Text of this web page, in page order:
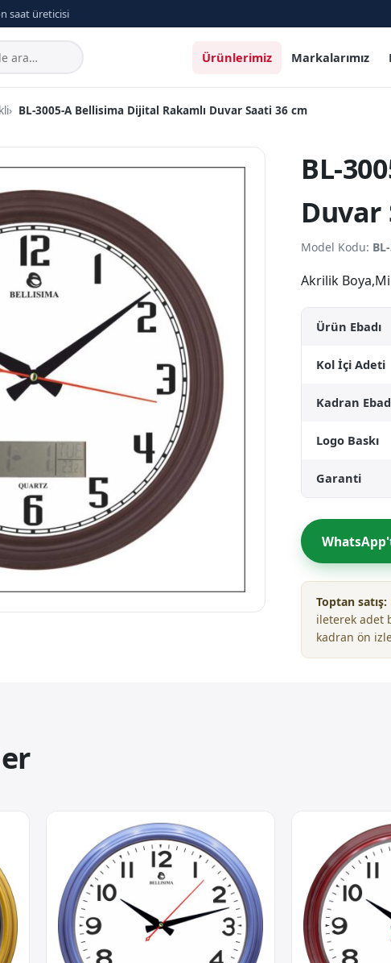
saat üreticisi
Ürünlerimiz Markalarımız
BL-3005-A Bellisima Dijital Rakamlı Duvar Saati 36 cm
BL-
Duvar
Model Kodu:
Akrilik
Ürün Ebadı
Kol İçi Adeti
Kadran
Logo Baskı
Garanti
Toptan satış:
ileterek adet
kadran ön